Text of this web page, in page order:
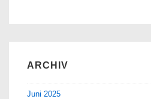
ARCHIV
Juni 2025